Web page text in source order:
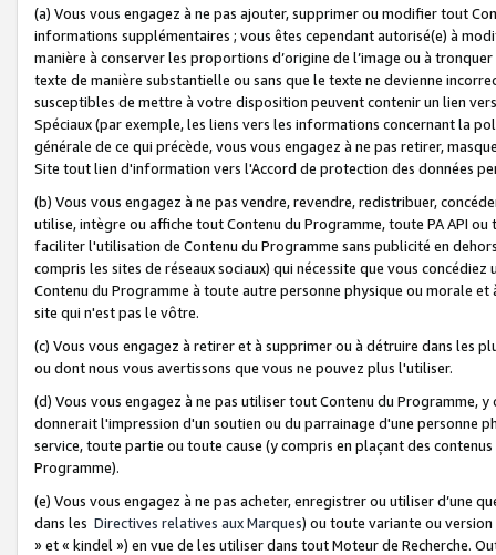
(a) Vous vous engagez à ne pas ajouter, supprimer ou modifier tout
informations supplémentaires ; vous êtes cependant autorisé(e) à
manière à conserver les proportions d’origine de l’image ou à
texte de manière substantielle ou sans que le texte ne devienne
susceptibles de mettre à votre disposition peuvent contenir un lien
Spéciaux (par exemple, les liens vers les informations concernant la
générale de ce qui précède, vous vous engagez à ne pas retirer,
Site tout lien d'information vers l'Accord de protection des données
(b) Vous vous engagez à ne pas vendre, revendre, redistribuer,
utilise, intègre ou affiche tout Contenu du Programme, toute PA API
faciliter l'utilisation de Contenu du Programme sans publicité en
compris les sites de réseaux sociaux) qui nécessite que vous
Contenu du Programme à toute autre personne physique ou morale
site qui n'est pas le vôtre.
(c) Vous vous engagez à retirer et à supprimer ou à détruire dans les
ou dont nous vous avertissons que vous ne pouvez plus l'utiliser.
(d) Vous vous engagez à ne pas utiliser tout Contenu du Programme,
donnerait l'impression d'un soutien ou du parrainage d'une personne
service, toute partie ou toute cause (y compris en plaçant des
Programme).
(e) Vous vous engagez à ne pas acheter, enregistrer ou utiliser d’une
dans les Directives relatives aux Marques) ou toute variante ou
» et « kindel ») en vue de les utiliser dans tout Moteur de Recherche.